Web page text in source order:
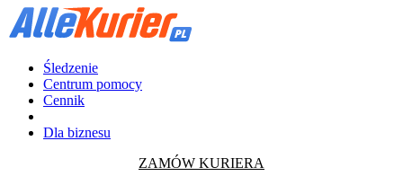
Śledzenie
Centrum pomocy
Cennik
Dla biznesu
ZAMÓW KURIERA